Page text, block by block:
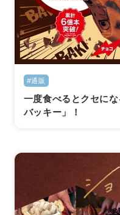
#通販
一度食べるとクセに
バッキー」！